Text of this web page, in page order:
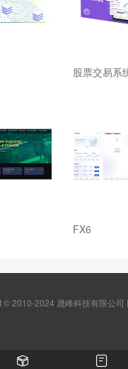
股票交易系
FX6
© 2010-2024 晟峰科技有限公司